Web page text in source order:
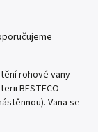
rohové vany
BESTECO
Vana se